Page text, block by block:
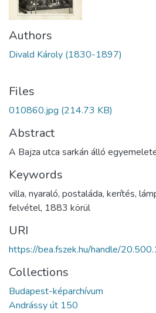
Authors
Divald Károly (1830-1897)
Files
010860.jpg (214.73 KB)
Abstract
A Bajza utca sarkán álló
Keywords
villa, nyaraló, postaláda, kerítés,
felvétel, 1883 körül
URI
https://bea.fszek.hu/handle/
Collections
Budapest-képarchívum
Andrássy út 150